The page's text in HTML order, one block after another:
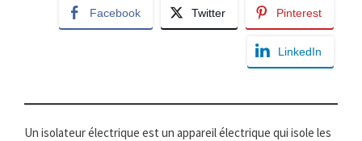
Facebook Twitter Pinterest
LinkedIn
Un isolateur électrique est un appareil électrique qui isole les